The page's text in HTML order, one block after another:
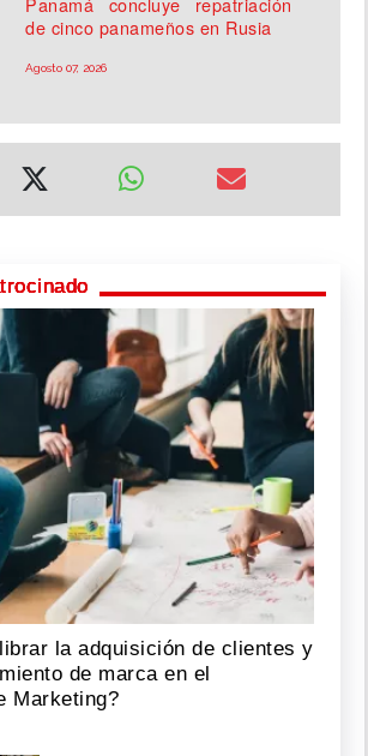
de cinco panameños en Rusia
Agosto 07, 2026
la adquisición de clientes y
de marca en el
Marketing?